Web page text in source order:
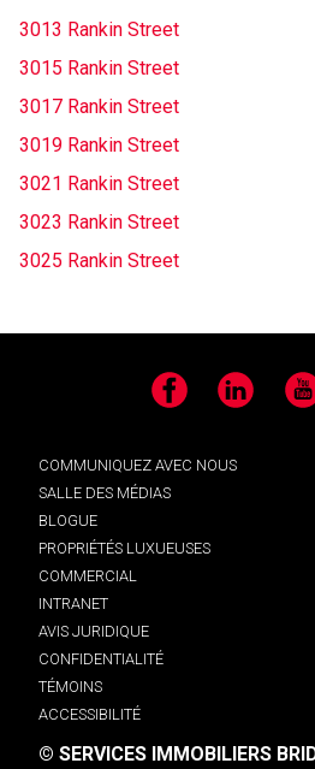
3013 Rankin Street
3015 Rankin Street
3017 Rankin Street
3019 Rankin Street
3021 Rankin Street
3023 Rankin Street
3025 Rankin Street
Facebook LinkedIn
COMMUNIQUEZ AVEC NOUS
SALLE DES MÉDIAS
BLOGUE
PROPRIÉTÉS LUXUEUSES
COMMERCIAL
INTRANET
AVIS JURIDIQUE
CONFIDENTIALITÉ
TÉMOINS
ACCESSIBILITÉ
© SERVICES IMMOBILIERS